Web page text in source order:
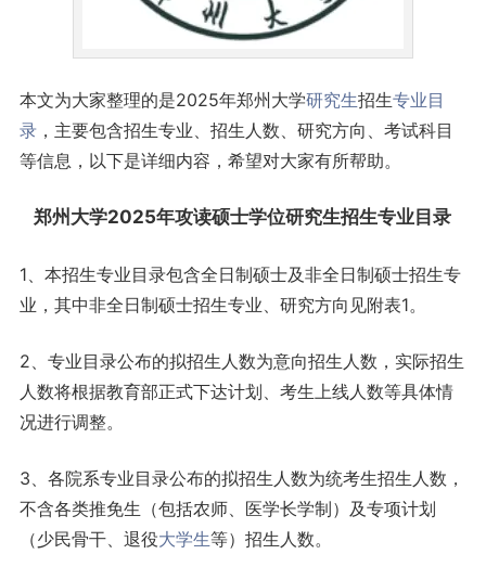
本文为大家整理的是2025年郑州大学研究生招生专业目
录，主要包含招生专业、招生人数、研究方向、考试科目
等信息，以下是详细内容，希望对大家有所帮助。
郑州大学2025年攻读硕士学位研究生招生专业目录
1、本招生专业目录包含全日制硕士及非全日制硕士招生专
业，其中非全日制硕士招生专业、研究方向见附表1。
2、专业目录公布的拟招生人数为意向招生人数，实际招生
人数将根据教育部正式下达计划、考生上线人数等具体情
况进行调整。
3、各院系专业目录公布的拟招生人数为统考生招生人数，
不含各类推免生（包括农师、医学长学制）及专项计划
（少民骨干、退役大学生等）招生人数。